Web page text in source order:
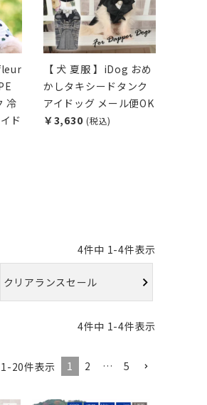
冷
ド
【 犬 夏服 】iDog おめ
かしタキシードタンク
アイドッグ メール便OK
￥3,630 (税込)
4件中 1-4件表示
クリアランスセール
4件中 1-4件表示
1-20件表示 1 2 … 5